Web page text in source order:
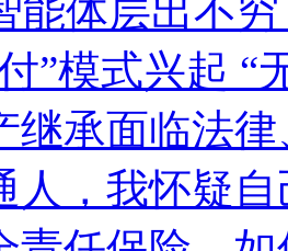
能体层出不
”模式兴起 “
继承面临法
人，我怀疑